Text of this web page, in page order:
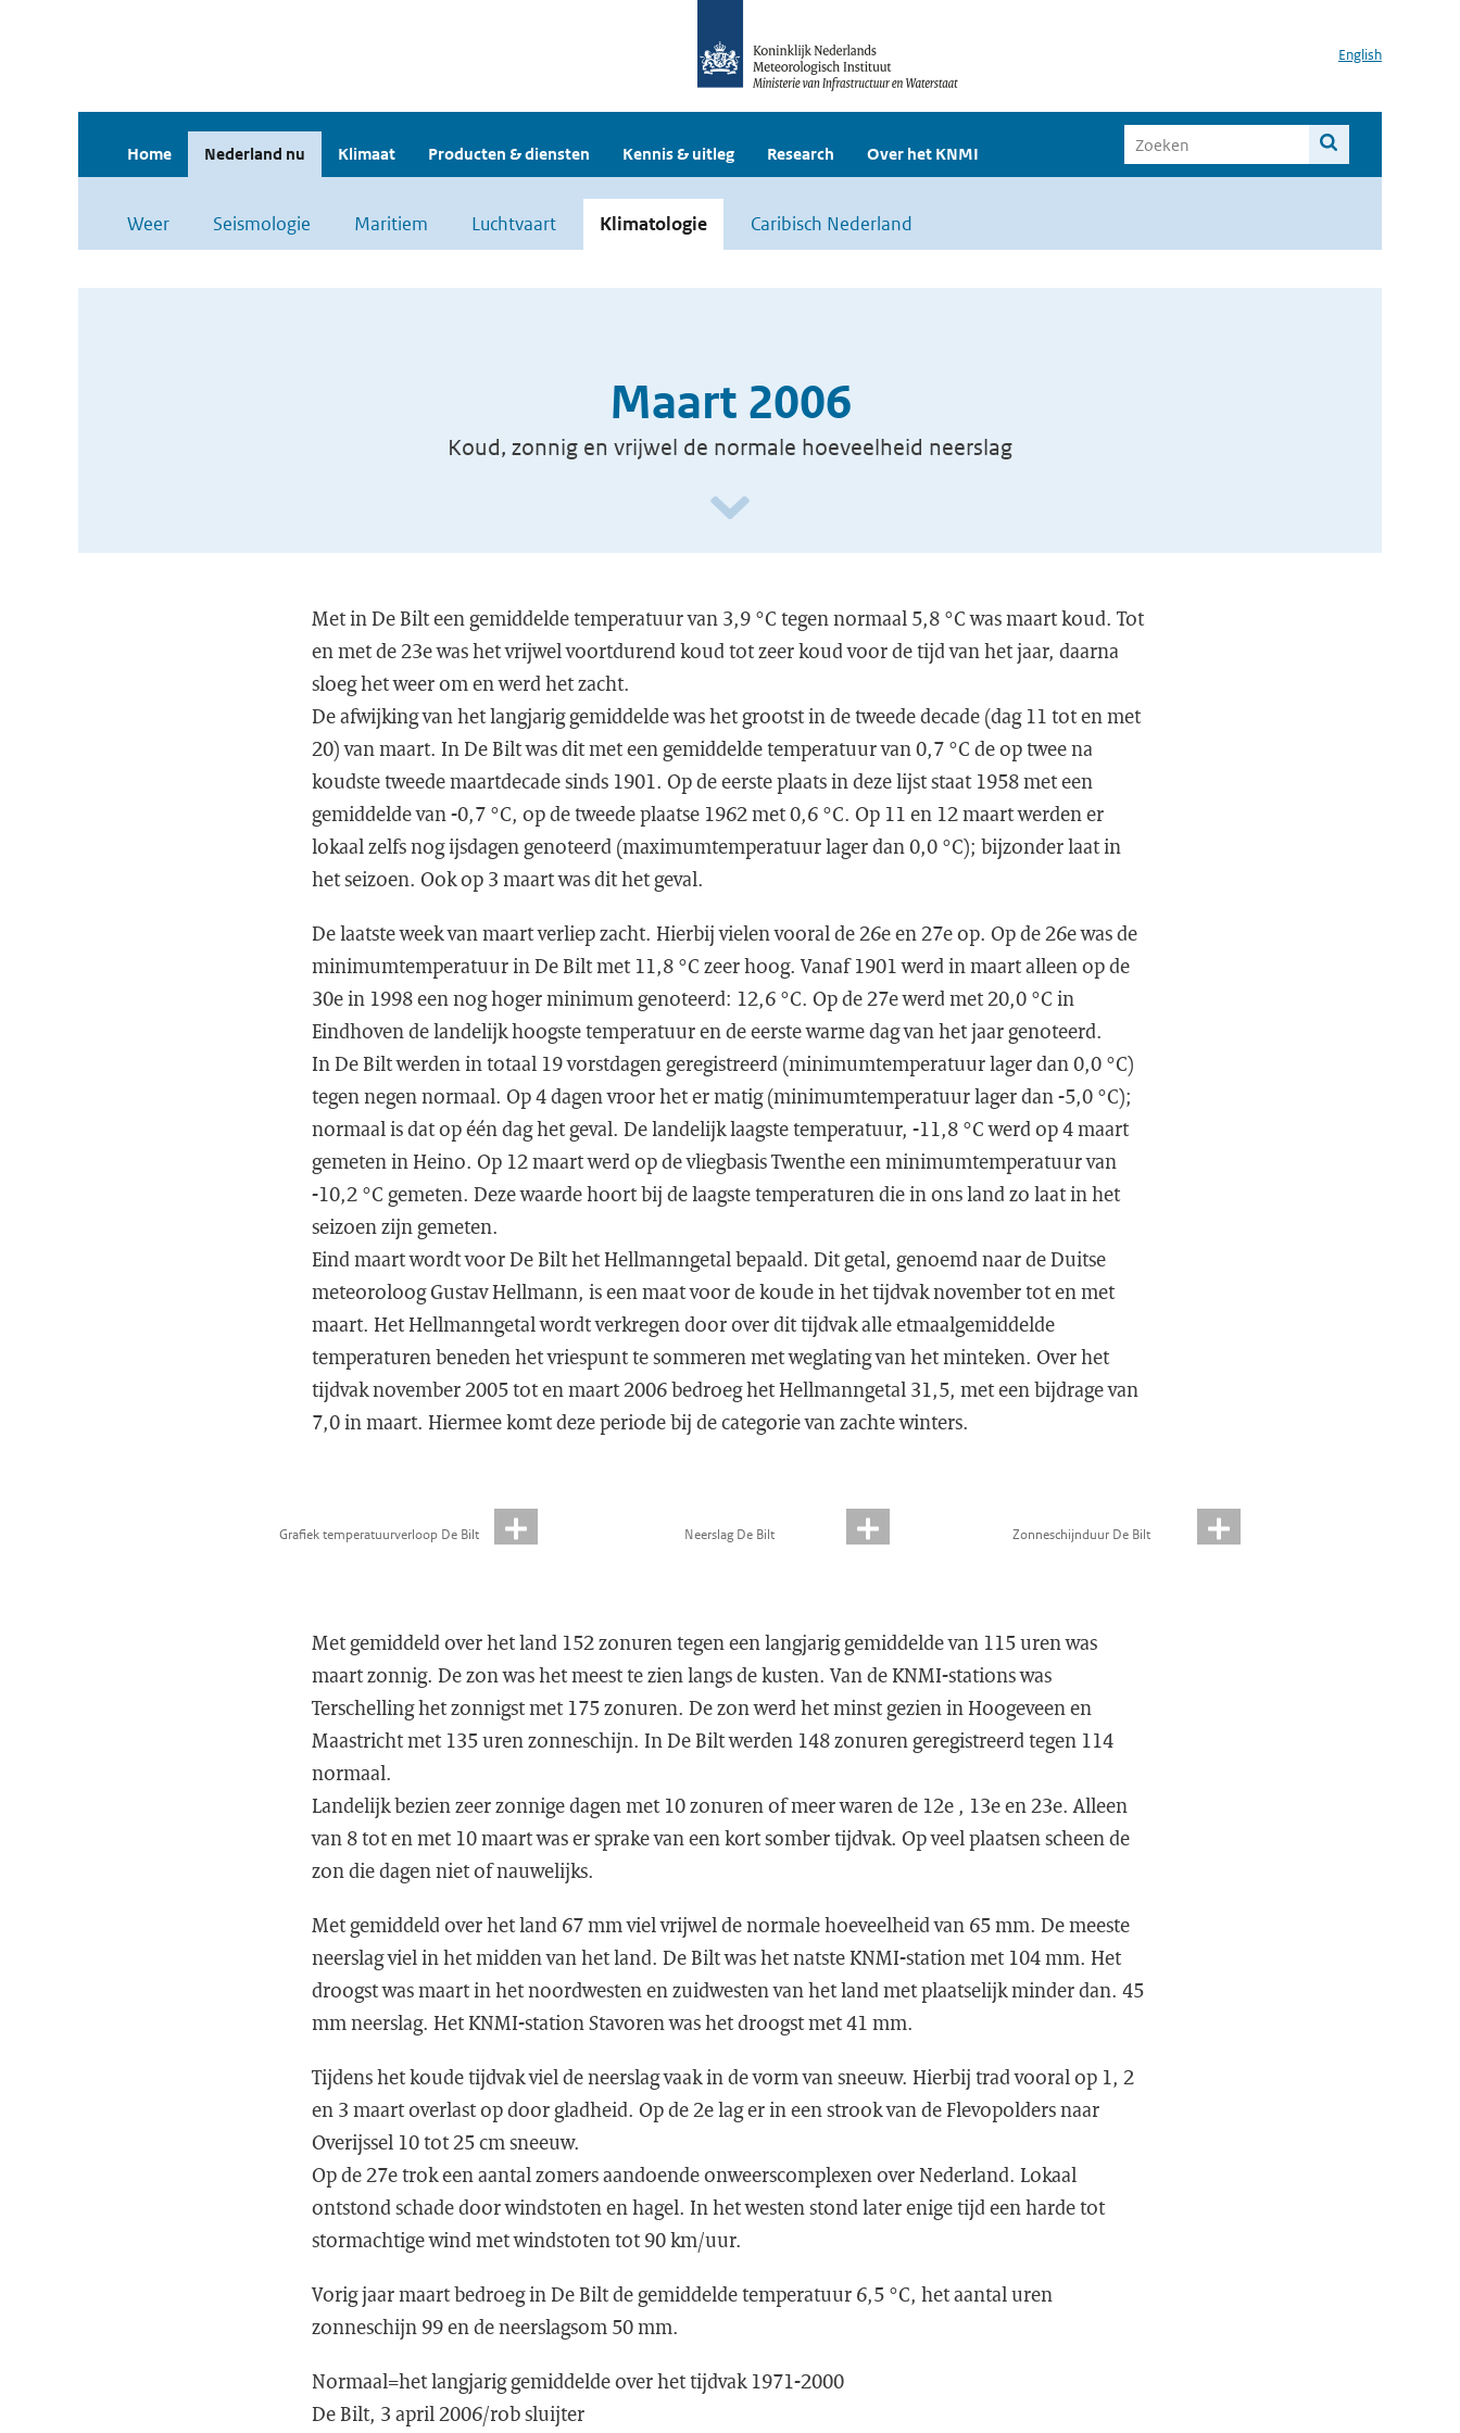
English
Home Nederland nu Klimaat Producten & diensten Kennis & uitleg Research Over het KNMI
Weer Seismologie Maritiem Luchtvaart Klimatologie Caribisch Nederland
Maart 2006
Koud, zonnig en vrijwel de normale hoeveelheid neerslag
Met in De Bilt een gemiddelde temperatuur van 3,9 °C tegen normaal 5,8 °C was maart koud. Tot
en met de 23e was het vrijwel voortdurend koud tot zeer koud voor de tijd van het jaar, daarna
sloeg het weer om en werd het zacht.
De afwijking van het langjarig gemiddelde was het grootst in de tweede decade (dag 11 tot en met
20) van maart. In De Bilt was dit met een gemiddelde temperatuur van 0,7 °C de op twee na
koudste tweede maartdecade sinds 1901. Op de eerste plaats in deze lijst staat 1958 met een
gemiddelde van -0,7 °C, op de tweede plaatse 1962 met 0,6 °C. Op 11 en 12 maart werden er
lokaal zelfs nog ijsdagen genoteerd (maximumtemperatuur lager dan 0,0 °C); bijzonder laat in
het seizoen. Ook op 3 maart was dit het geval.
De laatste week van maart verliep zacht. Hierbij vielen vooral de 26e en 27e op. Op de 26e was de
minimumtemperatuur in De Bilt met 11,8 °C zeer hoog. Vanaf 1901 werd in maart alleen op de
30e in 1998 een nog hoger minimum genoteerd: 12,6 °C. Op de 27e werd met 20,0 °C in
Eindhoven de landelijk hoogste temperatuur en de eerste warme dag van het jaar genoteerd.
In De Bilt werden in totaal 19 vorstdagen geregistreerd (minimumtemperatuur lager dan 0,0 °C)
tegen negen normaal. Op 4 dagen vroor het er matig (minimumtemperatuur lager dan -5,0 °C);
normaal is dat op één dag het geval. De landelijk laagste temperatuur, -11,8 °C werd op 4 maart
gemeten in Heino. Op 12 maart werd op de vliegbasis Twenthe een minimumtemperatuur van
-10,2 °C gemeten. Deze waarde hoort bij de laagste temperaturen die in ons land zo laat in het
seizoen zijn gemeten.
Eind maart wordt voor De Bilt het Hellmanngetal bepaald. Dit getal, genoemd naar de Duitse
meteoroloog Gustav Hellmann, is een maat voor de koude in het tijdvak november tot en met
maart. Het Hellmanngetal wordt verkregen door over dit tijdvak alle etmaalgemiddelde
temperaturen beneden het vriespunt te sommeren met weglating van het minteken. Over het
tijdvak november 2005 tot en maart 2006 bedroeg het Hellmanngetal 31,5, met een bijdrage van
7,0 in maart. Hiermee komt deze periode bij de categorie van zachte winters.
Grafiek temperatuurverloop De Bilt Neerslag De Bilt Zonneschijnduur De Bilt
Met gemiddeld over het land 152 zonuren tegen een langjarig gemiddelde van 115 uren was
maart zonnig. De zon was het meest te zien langs de kusten. Van de KNMI-stations was
Terschelling het zonnigst met 175 zonuren. De zon werd het minst gezien in Hoogeveen en
Maastricht met 135 uren zonneschijn. In De Bilt werden 148 zonuren geregistreerd tegen 114
normaal.
Landelijk bezien zeer zonnige dagen met 10 zonuren of meer waren de 12e , 13e en 23e. Alleen
van 8 tot en met 10 maart was er sprake van een kort somber tijdvak. Op veel plaatsen scheen de
zon die dagen niet of nauwelijks.
Met gemiddeld over het land 67 mm viel vrijwel de normale hoeveelheid van 65 mm. De meeste
neerslag viel in het midden van het land. De Bilt was het natste KNMI-station met 104 mm. Het
droogst was maart in het noordwesten en zuidwesten van het land met plaatselijk minder dan. 45
mm neerslag. Het KNMI-station Stavoren was het droogst met 41 mm.
Tijdens het koude tijdvak viel de neerslag vaak in de vorm van sneeuw. Hierbij trad vooral op 1, 2
en 3 maart overlast op door gladheid. Op de 2e lag er in een strook van de Flevopolders naar
Overijssel 10 tot 25 cm sneeuw.
Op de 27e trok een aantal zomers aandoende onweerscomplexen over Nederland. Lokaal
ontstond schade door windstoten en hagel. In het westen stond later enige tijd een harde tot
stormachtige wind met windstoten tot 90 km/uur.
Vorig jaar maart bedroeg in De Bilt de gemiddelde temperatuur 6,5 °C, het aantal uren
zonneschijn 99 en de neerslagsom 50 mm.
Normaal=het langjarig gemiddelde over het tijdvak 1971-2000
De Bilt, 3 april 2006/rob sluijter